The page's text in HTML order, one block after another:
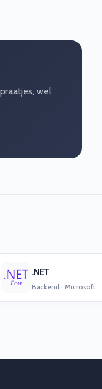
wel
.NET
Backend · Microsoft